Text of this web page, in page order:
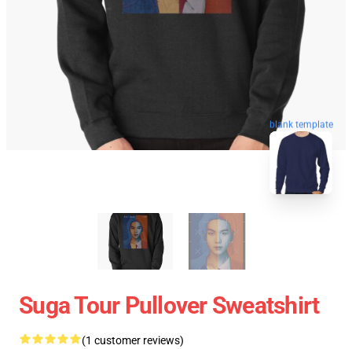
blank template
Suga Tour Pullover Sweatshirt
(1 customer reviews)